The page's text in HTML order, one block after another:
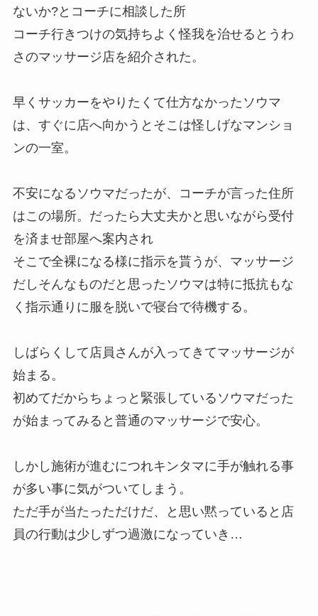
ないか?とコーチに相談した所
コーチ行きつけの気持ちよく怪我を治せるとうわ
さのマッサージ店を紹介された。
早くサッカーをやりたくて仕方なかったソウマ
は、すぐに店へ向かうとそこは怪しげなマンショ
ンの一室。
不安になるソウマだったが、コーチが言った住所
はこの場所。だったら大丈夫かと思いながら受付
を済ませ部屋へ案内され
そこで全裸になる様に指示を貰うが、マッサージ
だしそんなものだと思ったソウマは特に抵抗もな
く指示通りに服を脱いで寝台で待機する。
しばらくして店員さんが入ってきてマッサージが
始まる。
初めてだからちょっと緊張しているソウマだった
が始まってみると普通のマッサージで安心。
しかし施術が進むにつれキンタマに手が触れる事
が多い事に気がついてしまう。
ただ手が当たっただけだ、と思い黙っていると店
員の行動は少しずつ過激になっていき…